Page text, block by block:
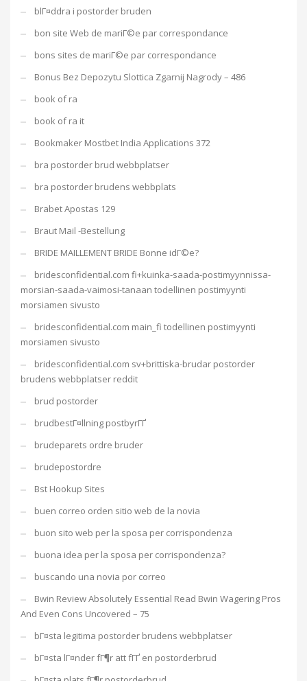
blГ¤ddra i postorder bruden
bon site Web de mariГ©e par correspondance
bons sites de mariГ©e par correspondance
Bonus Bez Depozytu Slottica Zgarnij Nagrody – 486
book of ra
book of ra it
Bookmaker Mostbet India Applications 372
bra postorder brud webbplatser
bra postorder brudens webbplats
Brabet Apostas 129
Braut Mail -Bestellung
BRIDE MAILLEMENT BRIDE Bonne idГ©e?
bridesconfidential.com fi+kuinka-saada-postimyynnissa-
morsian-saada-vaimosi-tanaan todellinen postimyynti
morsiamen sivusto
bridesconfidential.com main_fi todellinen postimyynti
morsiamen sivusto
bridesconfidential.com sv+brittiska-brudar postorder
brudens webbplatser reddit
brud postorder
brudbestГ¤llning postbyrГҐ
brudeparets ordre bruder
brudepostordre
Bst Hookup Sites
buen correo orden sitio web de la novia
buon sito web per la sposa per corrispondenza
buona idea per la sposa per corrispondenza?
buscando una novia por correo
Bwin Review Absolutely Essential Read Bwin Wagering Pros
And Even Cons Uncovered – 75
bГ¤sta legitima postorder brudens webbplatser
bГ¤sta lГ¤nder fГ¶r att fГҐ en postorderbrud